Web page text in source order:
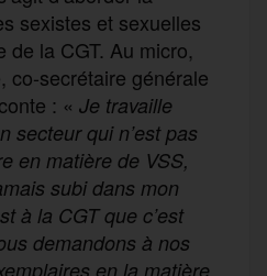
sexistes et sexuelles
de la CGT. Au micro,
co-secrétaire générale
: « Je travaille
secteur qui n’est pas
en matière de VSS,
subi dans mon
à la CGT que c’est
demandons à nos
en la matière,